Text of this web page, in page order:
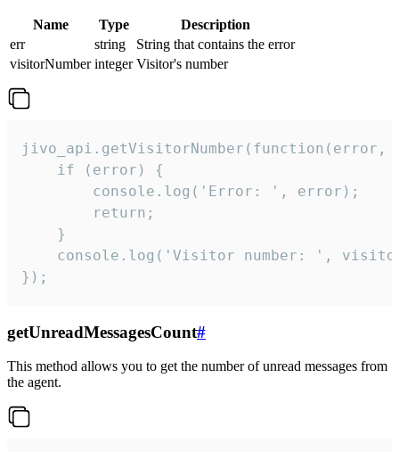
Name Type
Description
err
string
String that contains the error
visitorNumber integer Visitor's number
jivo_api.getVisitorNumber(function(error,
    if (error) {
        console.log('Error: ', error);
        return;
    }
console.log('Visitor number: ',
});
getUnreadMessagesCount#
This method allows you to get the number of unread messages from
the agent.